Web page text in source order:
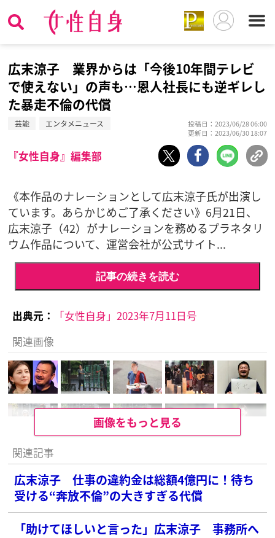
広末涼子 業界からは「今後10年間テレビ
で使えない」の声も…恩人社長にも逆ギレし
た暴走不倫の代償
芸能 エンタメニュース
投稿日：2023/06/28 06:00
更新日：2023/06/30 18:07
『女性自身』編集部
《本作品のナレーションとして広末涼子氏が出演し
ています。あらかじめご了承ください》6月21日、
広末涼子（42）がナレーションを務めるプラネタリ
ウム作品について、運営会社が公式サイト...
記事の続きを読む
出典元：
「女性自身」2023年7月11日号
関連画像
画像をもっと見る
関連記事
広末涼子 仕事の違約金は総額4億円に！待ち
受ける“奔放不倫”の大きすぎる代償
「助けてほしいと言った」広末涼子 事務所へ